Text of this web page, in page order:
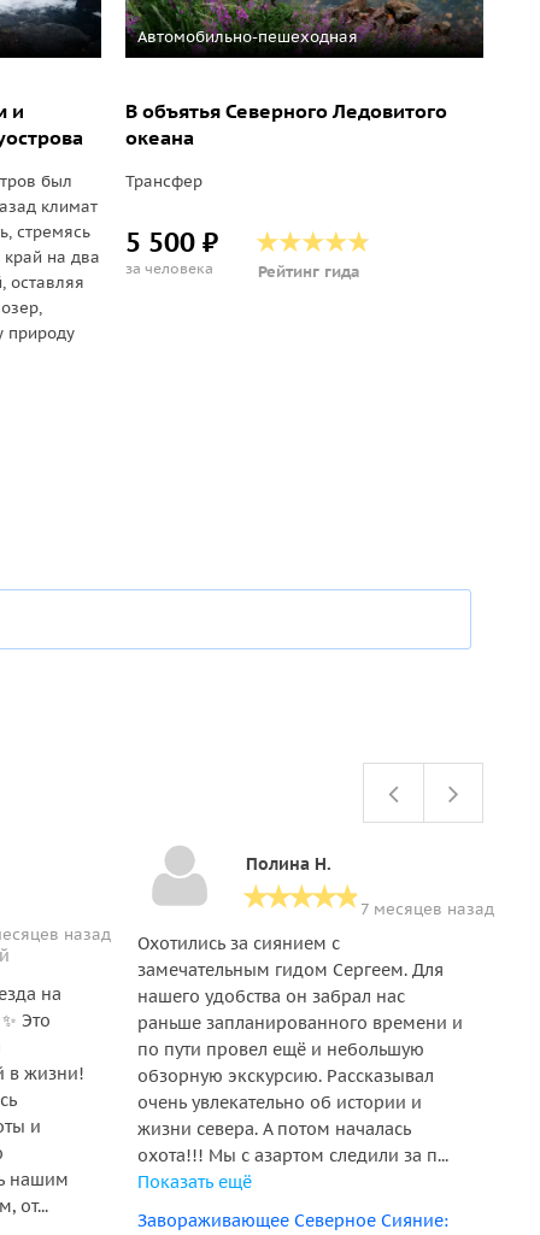
и
был
климат
стремясь
на два
оставляя
природу
Автомобильно-пешеходная
В объятья Северного Ледовитого
океана
Трансфер
5 500 ₽
за человека Рейтинг гида
назад
на
Это
в жизни!
и
нашим
от...
Полина Н.
7 месяцев назад
Охотились за сиянием с
замечательным гидом Сергеем. Для
нашего удобства он забрал нас
раньше запланированного времени и
по пути провел ещё и небольшую
обзорную экскурсию. Рассказывал
очень увлекательно об истории и
жизни севера. А потом началась
охота!!! Мы с азартом следили за п...
Показать ещё
Завораживающее Северное Сияние: